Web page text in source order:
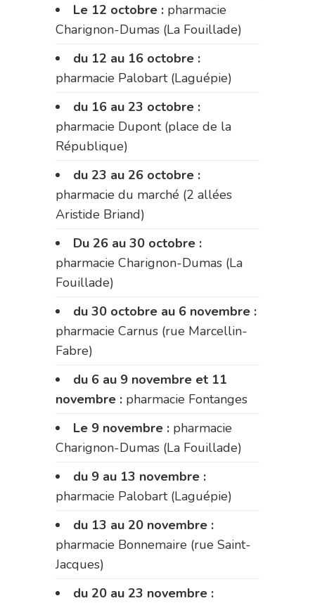
Le 12 octobre : pharmacie
Charignon-Dumas (La Fouillade)
du 12 au 16 octobre :
pharmacie Palobart (Laguépie)
du 16 au 23 octobre :
pharmacie Dupont (place de la
République)
du 23 au 26 octobre :
pharmacie du marché (2 allées
Aristide Briand)
Du 26 au 30 octobre :
pharmacie Charignon-Dumas (La
Fouillade)
du 30 octobre au 6 novembre :
pharmacie Carnus (rue Marcellin-
Fabre)
du 6 au 9 novembre et 11
novembre : pharmacie Fontanges
Le 9 novembre : pharmacie
Charignon-Dumas (La Fouillade)
du 9 au 13 novembre :
pharmacie Palobart (Laguépie)
du 13 au 20 novembre :
pharmacie Bonnemaire (rue Saint-
Jacques)
du 20 au 23 novembre :